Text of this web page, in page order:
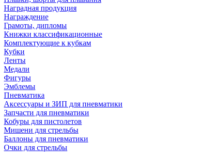
Наградная продукция
Награждение
Грамоты, дипломы
Книжки классификационные
Комплектующие к кубкам
Кубки
Ленты
Медали
Фигуры
Эмблемы
Пневматика
Аксессуары и ЗИП для пневматики
Запчасти для пневматики
Кобуры для пистолетов
Мишени для стрельбы
Баллоны для пневматики
Очки для стрельбы